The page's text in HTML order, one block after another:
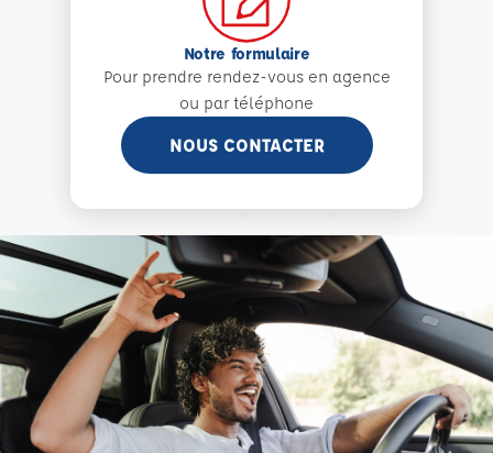
Notre formulaire
Pour prendre rendez-vous en agence
ou par téléphone
NOUS CONTACTER